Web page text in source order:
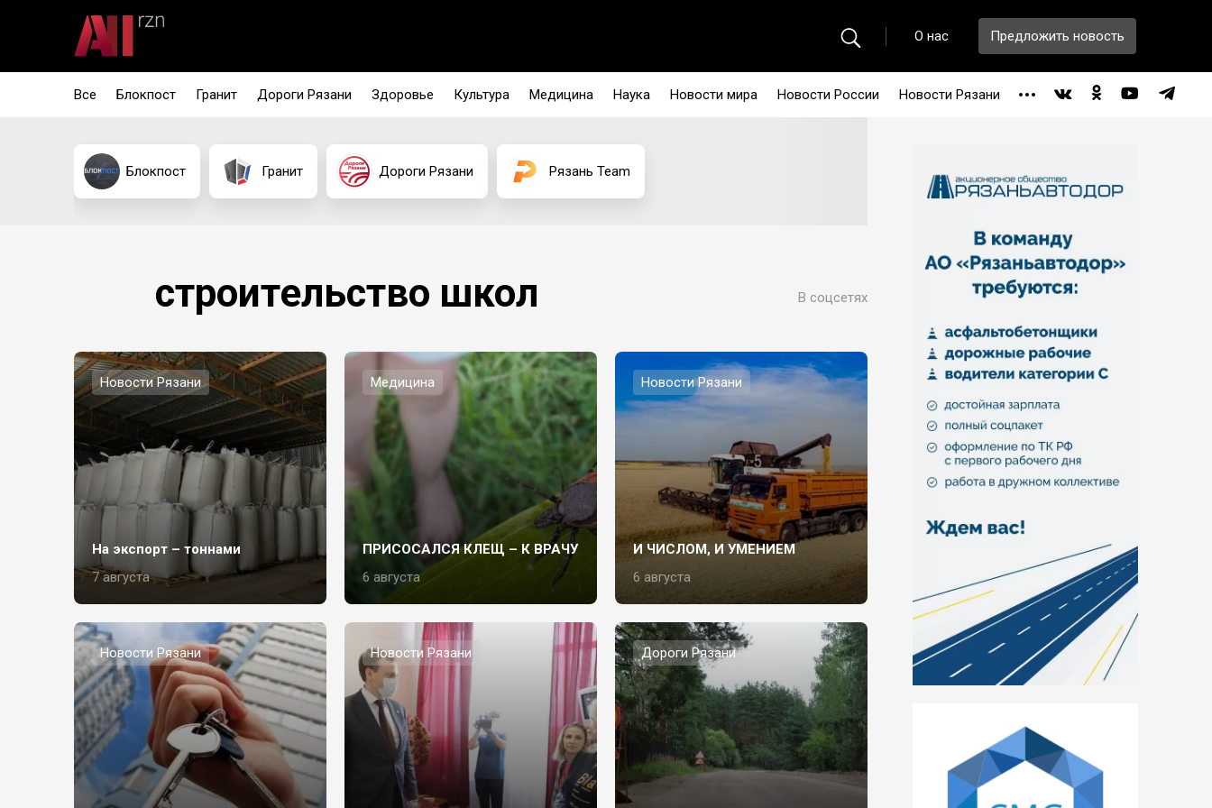
О нас Предложить новость
Все Блокпост Гранит Дороги Рязани Здоровье Культура Медицина Наука Новости мира Новости России Новости Рязани
Блокпост Гранит Дороги Рязани Рязань Team
строительство школ В соцсетях
Новости Рязани
На экспорт – тоннами
7 августа
Медицина
ПРИСОСАЛСЯ КЛЕЩ – К ВРАЧУ
6 августа
Новости Рязани
И ЧИСЛОМ, И УМЕНИЕМ
6 августа
Новости Рязани Новости Рязани Дороги Рязани